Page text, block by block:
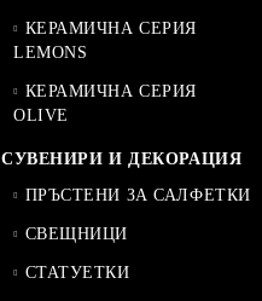
КЕРАМИЧНА СЕРИЯ
LEMONS
КЕРАМИЧНА СЕРИЯ
OLIVE
СУВЕНИРИ И ДЕКОРАЦИЯ
ПРЪСТЕНИ ЗА САЛФЕТКИ
СВЕЩНИЦИ
СТАТУЕТКИ